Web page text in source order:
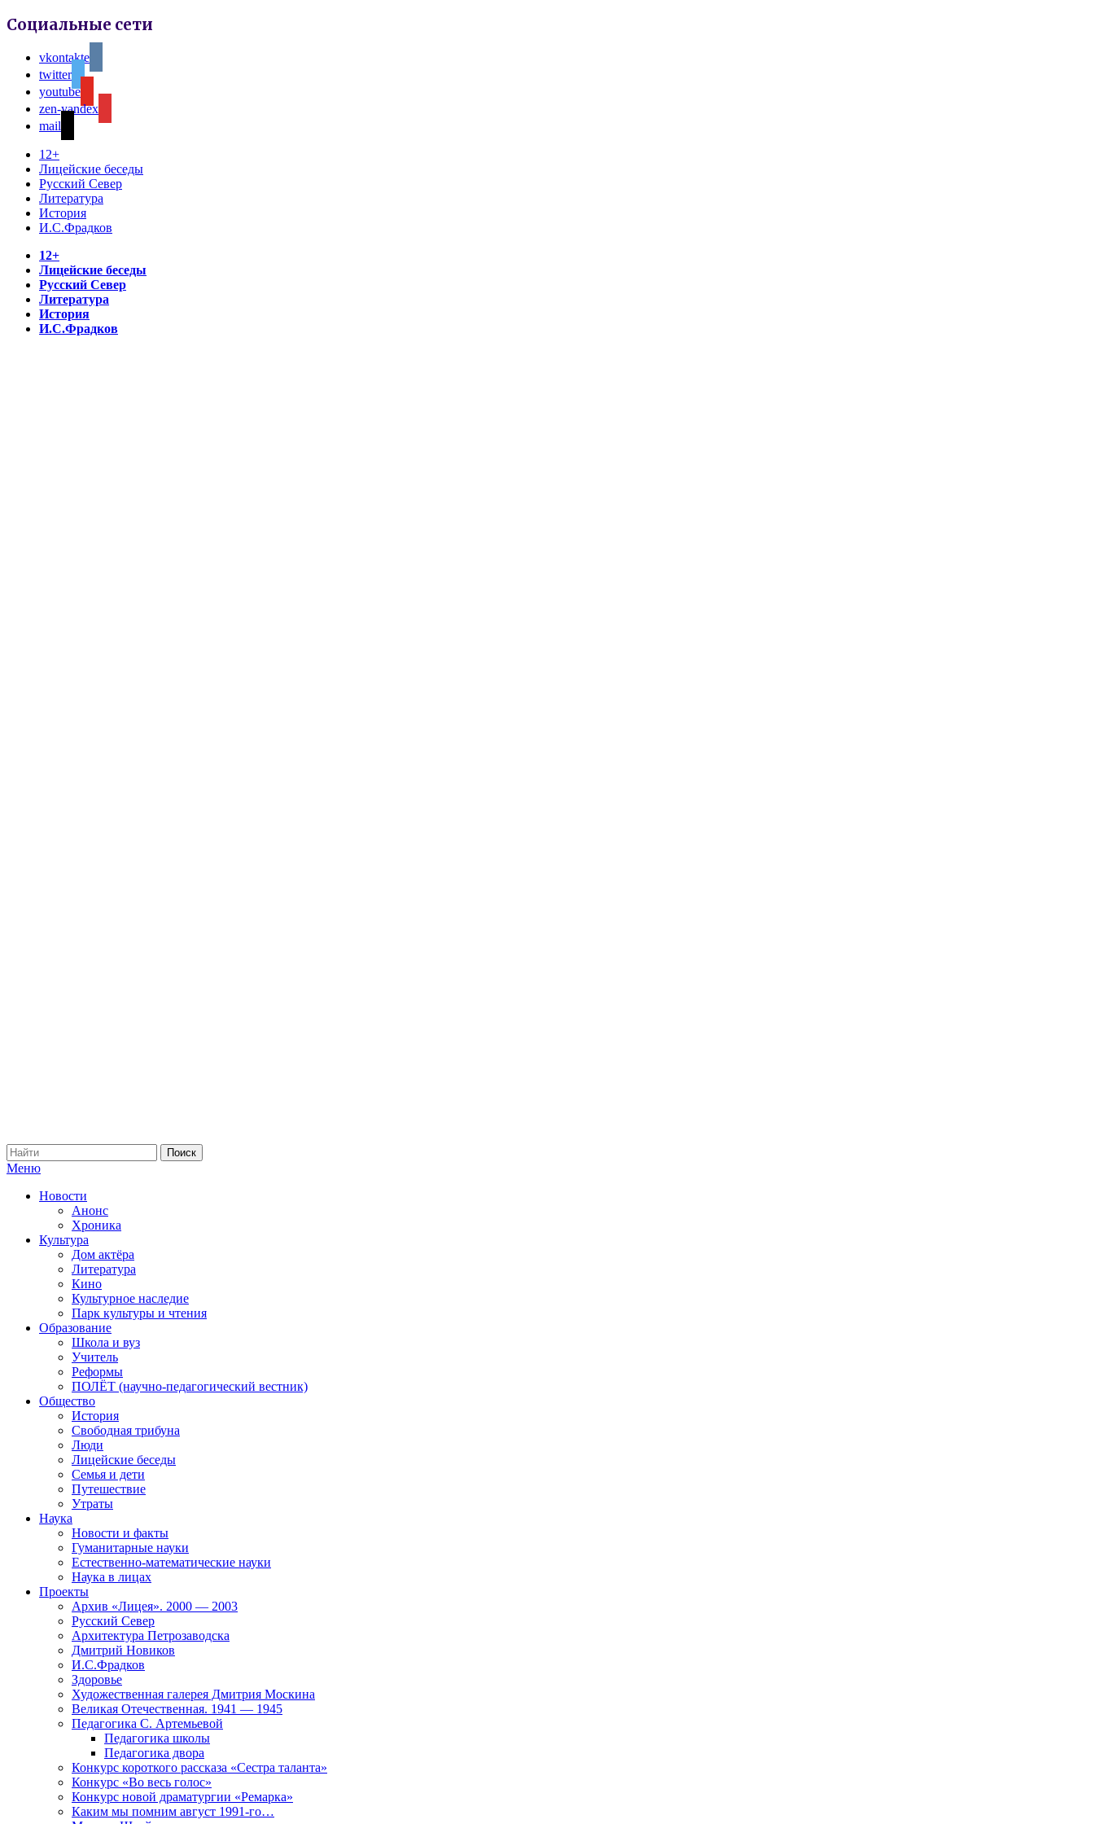
Социальные сети
vkontakte
twitter
youtube
zen-yandex
mail
12+
Лицейские беседы
Русский Север
Литература
История
И.С.Фрадков
12+
Лицейские беседы
Русский Север
Литература
История
И.С.Фрадков
Меню
Новости
Анонс
Хроника
Культура
Дом актёра
Литература
Кино
Культурное наследие
Парк культуры и чтения
Образование
Школа и вуз
Учитель
Реформы
ПОЛЁТ (научно-педагогический вестник)
Общество
История
Свободная трибуна
Люди
Лицейские беседы
Семья и дети
Путешествие
Утраты
Наука
Новости и факты
Гуманитарные науки
Естественно-математические науки
Наука в лицах
Проекты
Архив «Лицея». 2000 — 2003
Русский Север
Архитектура Петрозаводска
Дмитрий Новиков
И.С.Фрадков
Здоровье
Художественная галерея Дмитрия Москина
Великая Отечественная. 1941 — 1945
Педагогика С. Артемьевой
Педагогика школы
Педагогика двора
Конкурс короткого рассказа «Сестра таланта»
Конкурс «Во весь голос»
Конкурс новой драматургии «Ремарка»
Каким мы помним август 1991-го…